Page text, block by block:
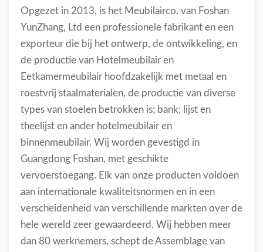
Opgezet in 2013, is het Meubilairco. van Foshan
YunZhang, Ltd een professionele fabrikant en een
exporteur die bij het ontwerp, de ontwikkeling, en
de productie van Hotelmeubilair en
Eetkamermeubilair hoofdzakelijk met metaal en
roestvrij staalmaterialen, de productie van diverse
types van stoelen betrokken is; bank; lijst en
theelijst en ander hotelmeubilair en
binnenmeubilair. Wij worden gevestigd in
Guangdong Foshan, met geschikte
vervoerstoegang. Elk van onze producten voldoen
aan internationale kwaliteitsnormen en in een
verscheidenheid van verschillende markten over de
hele wereld zeer gewaardeerd. Wij hebben meer
dan 80 werknemers, schept de Assemblage van